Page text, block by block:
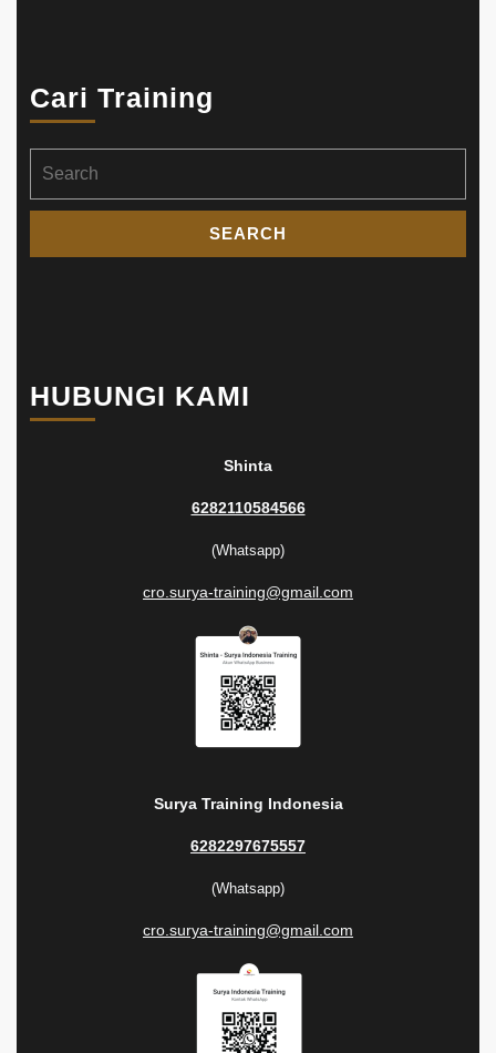
Cari Training
for:
HUBUNGI KAMI
Shinta
6282110584566
(Whatsapp)
cro.surya-training@gmail.com
Surya Training Indonesia
6282297675557
(Whatsapp)
cro.surya-training@gmail.com